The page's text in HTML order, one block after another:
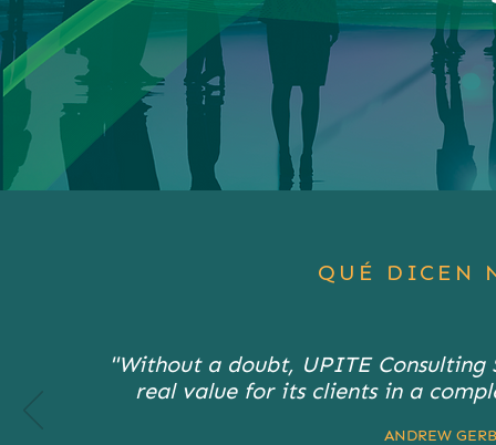
QUÉ DICEN
"Without a doubt, UPITE Consulting
real value for its clients in a
ANDREW